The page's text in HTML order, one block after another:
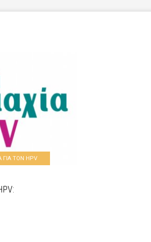
ΤΟΝ HPV